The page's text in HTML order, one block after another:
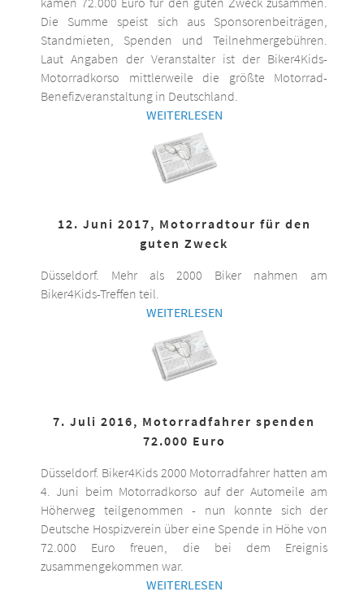
Die Summe speist sich aus Sponsorenbeiträgen,
Standmieten, Spenden und Teilnehmergebühren.
Laut Angaben der Veranstalter ist der Biker4Kids-
Motorradkorso mittlerweile die größte Motorrad-
Benefizveranstaltung in Deutschland.
WEITERLESEN
12. Juni 2017, Motorradtour für den
guten Zweck
Düsseldorf. Mehr als 2000 Biker nahmen am
Biker4Kids-Treffen teil.
WEITERLESEN
7. Juli 2016, Motorradfahrer spenden
72.000 Euro
Düsseldorf. Biker4Kids 2000 Motorradfahrer hatten am
4. Juni beim Motorradkorso auf der Automeile am
Höherweg teilgenommen - nun konnte sich der
Deutsche Hospizverein über eine Spende in Höhe von
72.000 Euro freuen, die bei dem Ereignis
zusammengekommen war.
WEITERLESEN